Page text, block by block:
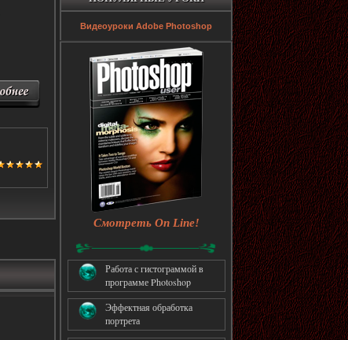
Видеоуроки Adobe Photoshop
Смотреть On Line!
Работа с гистограммой в
программе Photoshop
Эффектная обработка
портрета